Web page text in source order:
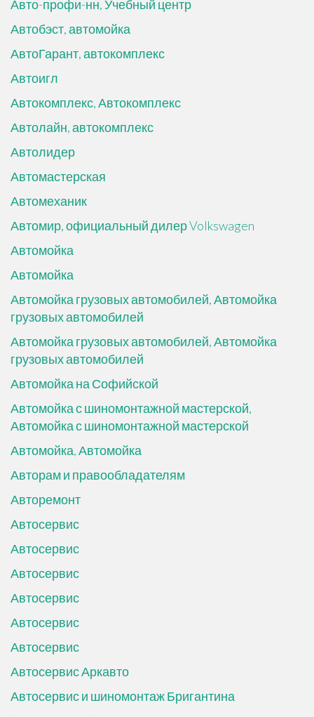
Авто-профи-нн, Учебный центр
Автобэст, автомойка
АвтоГарант, автокомплекс
Автоигл
Автокомплекс, Автокомплекс
Автолайн, автокомплекс
Автолидер
Автомастерская
Автомеханик
Автомир, официальный дилер Volkswagen
Автомойка
Автомойка
Автомойка грузовых автомобилей, Автомойка
грузовых автомобилей
Автомойка грузовых автомобилей, Автомойка
грузовых автомобилей
Автомойка на Софийской
Автомойка с шиномонтажной мастерской,
Автомойка с шиномонтажной мастерской
Автомойка, Автомойка
Авторам и правообладателям
Авторемонт
Автосервис
Автосервис
Автосервис
Автосервис
Автосервис
Автосервис
Автосервис Аркавто
Автосервис и шиномонтаж Бригантина